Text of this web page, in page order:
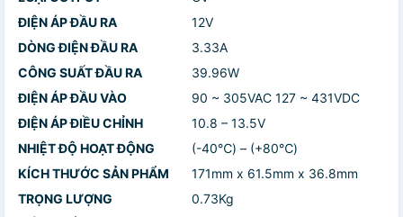
ĐIỆN ÁP ĐẦU RA
12V
DÒNG ĐIỆN ĐẦU RA
3.33A
CÔNG SUẤT ĐẦU RA
39.96W
ĐIỆN ÁP ĐẦU VÀO
90 ~ 305VAC 127 ~ 431VDC
ĐIỆN ÁP ĐIỀU CHỈNH
10.8 – 13.5V
NHIỆT ĐỘ HOẠT ĐỘNG
(-40℃) – (+80℃)
KÍCH THƯỚC SẢN PHẨM
171mm x 61.5mm x 36.8mm
TRỌNG LƯỢNG
0.73Kg